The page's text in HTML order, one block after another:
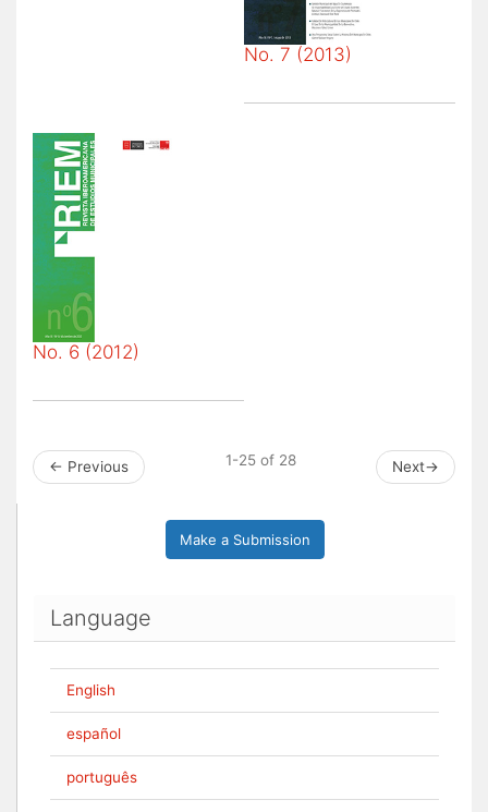
No. 7 (2013)
No. 6 (2012)
← Previous 1-25 of 28 Next→
Make a Submission
Language
English
español
português